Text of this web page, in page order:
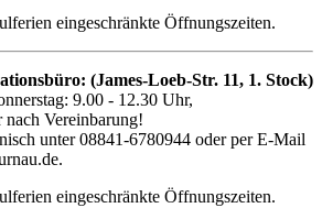
eingeschränkte Öffnungszeiten.
(James-Loeb-Str. 11, 1. Stock)
9.00 - 12.30 Uhr,
Vereinbarung!
unter 08841-6780944 oder per E-Mail
eingeschränkte Öffnungszeiten.